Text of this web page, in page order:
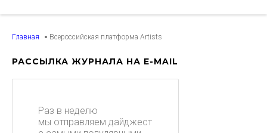
Главная Всероссийская платформа Artists
РАССЫЛКА ЖУРНАЛА НА E-MAIL
Раз в неделю
мы отправляем дайджест